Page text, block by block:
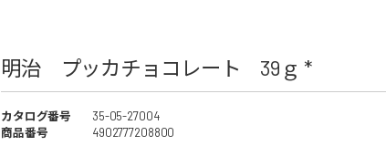
明治 プッカチョコレート 39ｇ *
カタログ番号
35-05-27004
商品番号
4902777208800